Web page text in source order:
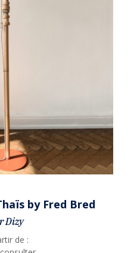
by Fred Bred
Dizy
de :